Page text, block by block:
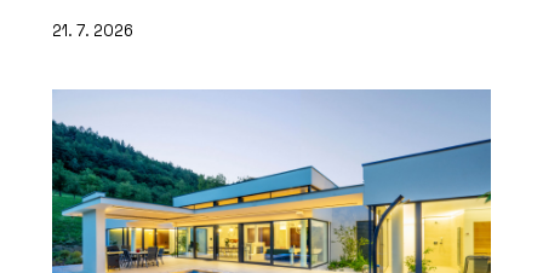
21. 7. 2026